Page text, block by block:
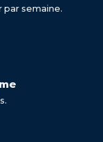
par semaine.